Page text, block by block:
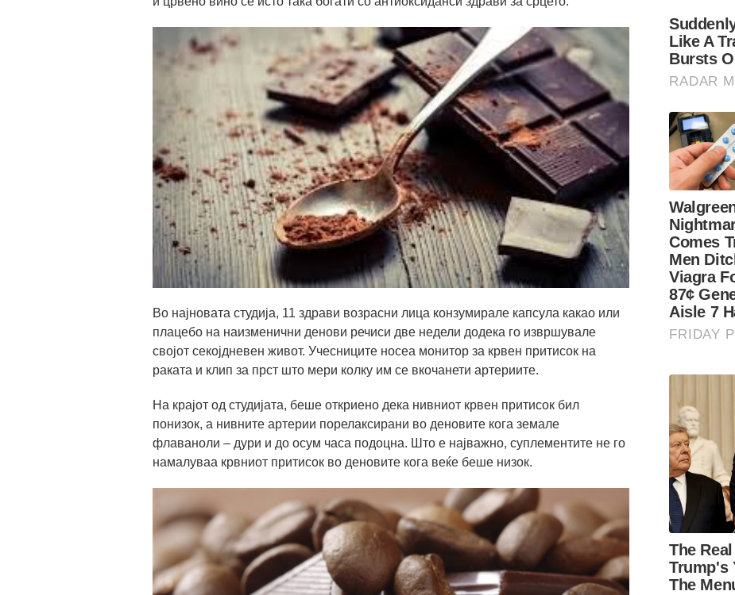
Во најновата студија, 11 здрави возрасни лица конзумирале капсула какао или
плацебо на наизменични денови речиси две недели додека го извршувале
својот секојдневен живот. Учесниците носеа монитор за крвен притисок на
раката и клип за прст што мери колку им се вкочанети артериите.
На крајот од студијата, беше откриено дека нивниот крвен притисок бил
понизок, а нивните артерии порелаксирани во деновите кога земале
флаваноли – дури и до осум часа подоцна. Што е најважно, суплементите не го
намалуваа крвниот притисок во деновите кога веќе беше низок.